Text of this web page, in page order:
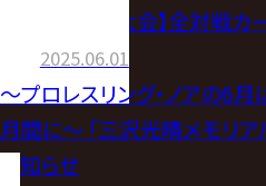
【6.22名古屋大会】全対戦
2025.06.01
～プロレスリング・ノアの6
月間に～ 「三沢光晴メモリ
お知らせ